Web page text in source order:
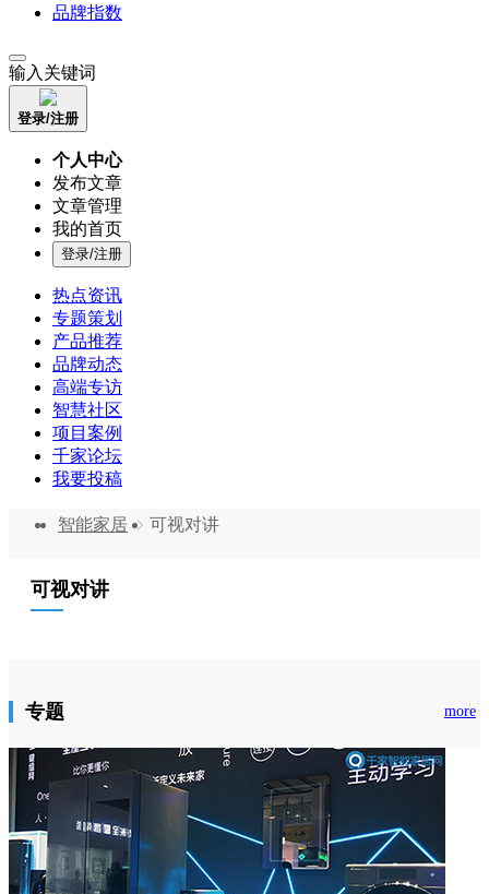
品牌指数
输入关键词
登录/注册
个人中心
发布文章
文章管理
我的首页
登录/注册
热点资讯
专题策划
产品推荐
品牌动态
高端专访
智慧社区
项目案例
千家论坛
我要投稿
智能家居 可视对讲
可视对讲
专题 more